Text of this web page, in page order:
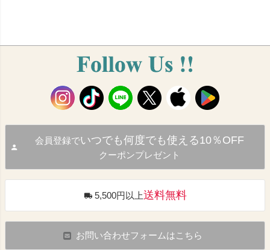
会員登録でいつでも何度でも使える10％OFF
クーポンプレゼント
5,500円以上送料無料
お問い合わせフォームはこちら